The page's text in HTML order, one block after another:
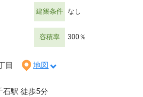
建築条件 なし
容積率 300％
目 地図
石駅 徒歩5分